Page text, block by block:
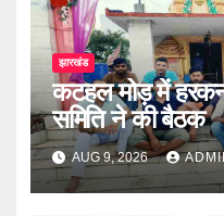
झारखंड
कटहल मोड़ में
समिति ने की बैठक
AUG 9, 2026